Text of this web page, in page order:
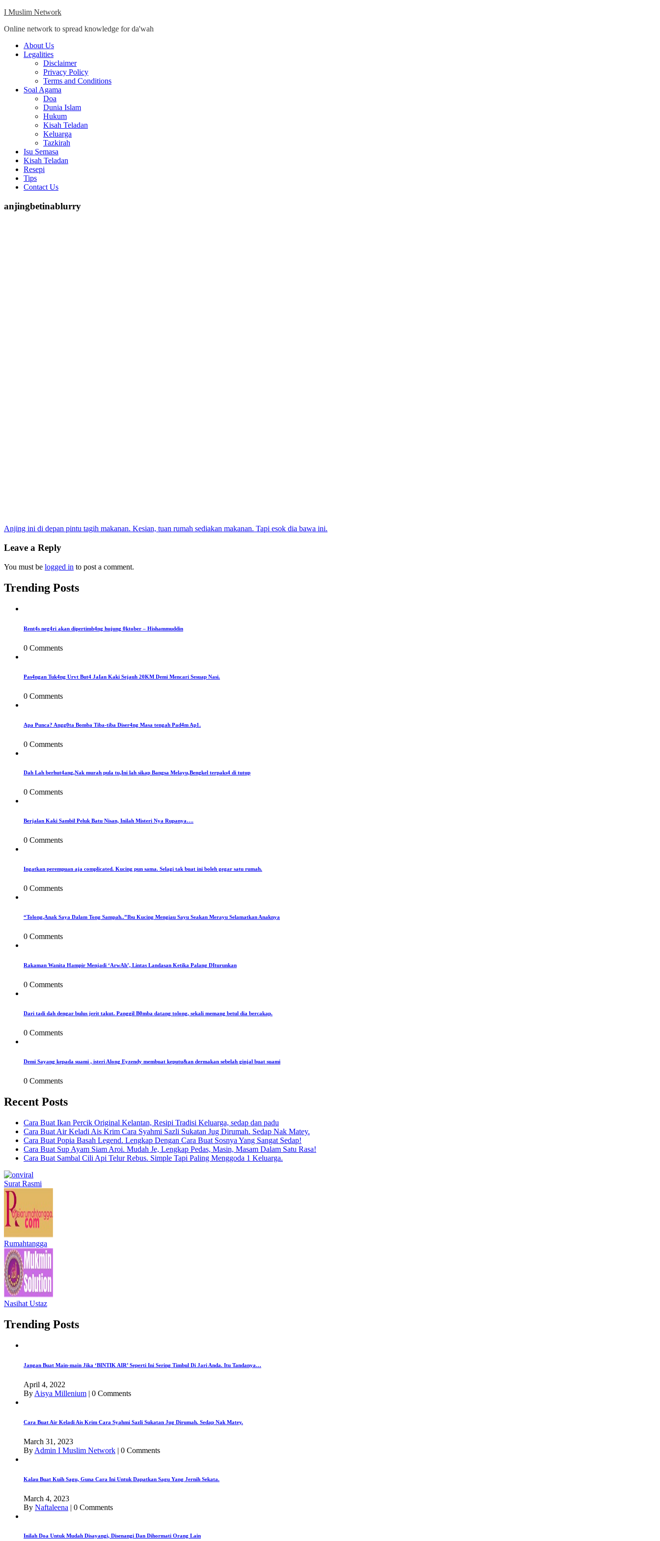
Skip
content
I Muslim Network
Online network to spread knowledge for da'wah
Close
Menu
About Us
Legalities
Disclaimer
Privacy Policy
Terms and Conditions
Soal Agama
Doa
Dunia Islam
Hukum
Kisah Teladan
Keluarga
Tazkirah
Isu Semasa
Kisah Teladan
Resepi
Tips
Contact Us
anjingbetinablurry
Post
navigation
Anjing ini di depan pintu tagih makanan. Kesian, tuan rumah sediakan makanan. Tapi esok dia bawa ini.
Leave a Reply
You must be logged in to post a comment.
Trending Posts
Rent4s neg4ri akan dipertimb4ng hujung 0ktober – Hishammuddin
0 Comments
Pas4ngan Tuk4ng Urvt But4 JaIan Kaki Sejauh 20KM Demi Mencari Sesuap Nasi.
0 Comments
Apa Punca? Angg0ta Bomba Tiba-tiba Diser4ng Masa tengah Pad4m Ap1.
0 Comments
Dah Lah berhut4ang,Nak murah pula tu,Ini lah sikap Bangsa Melayu,Bengkel terpaks4 di tutup
0 Comments
Berjalan Kaki Sambil Peluk Batu Nisan, Inilah Misteri Nya Rupanya….
0 Comments
Ingatkan perempuan aja complicated. Kucing pun sama. Selagi tak buat ini boleh gegar satu rumah.
0 Comments
“Tolong,Anak Saya Dalam Tong Sampah..”Ibu Kucing Mengiau Sayu Seakan Merayu Selamatkan Anaknya
0 Comments
Rakaman Wanita Hampir Menjadi ‘ArwAh’, Lintas Landasan Ketika Palang DIturunkan
0 Comments
Dari tadi dah dengar bulus jerit takut. Panggil B0mba datang tolong, sekali memang betul dia bercakap.
0 Comments
Demi Sayang kepada suami , isteri Along Eyzendy membuat keputu&an dermakan sebelah ginjal buat suami
0 Comments
Recent Posts
Cara Buat Ikan Percik Original Kelantan, Resipi Tradisi Keluarga, sedap dan padu
Cara Buat Air Keladi Ais Krim Cara Syahmi Sazli Sukatan Jug Dirumah. Sedap Nak Matey.
Cara Buat Popia Basah Legend. Lengkap Dengan Cara Buat Sosnya Yang Sangat Sedap!
Cara Buat Sup Ayam Siam Aroi. Mudah Je, Lengkap Pedas, Masin, Masam Dalam Satu Rasa!
Cara Buat Sambal Cili Api Telur Rebus. Simple Tapi Paling Menggoda 1 Keluarga.
Surat Rasmi
Rumahtangga
Nasihat Ustaz
Trending Posts
Jangan Buat Main-main Jika ‘BINTIK AIR’ Seperti Ini Sering Timbul Di Jari Anda. Itu Tandanya…
April 4, 2022
By Aisya Millenium | 0 Comments
Cara Buat Air Keladi Ais Krim Cara Syahmi Sazli Sukatan Jug Dirumah. Sedap Nak Matey.
March 31, 2023
By Admin I Muslim Network | 0 Comments
Kalau Buat Kuih Sagu, Guna Cara Ini Untuk Dapatkan Sagu Yang Jernih Sekata.
March 4, 2023
By Naftaleena | 0 Comments
Inilah Doa Untuk Mudah Disayangi, Disenangi Dan Dihormati Orang Lain